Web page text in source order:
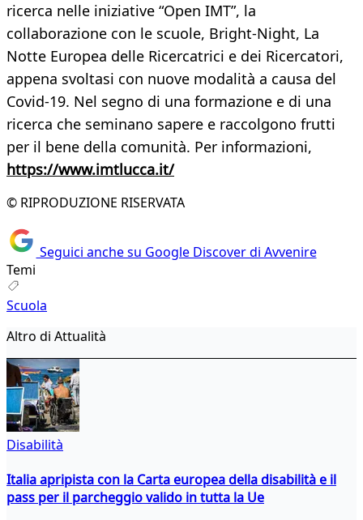
ricerca nelle iniziative “Open IMT”, la
collaborazione con le scuole, Bright-Night, La
Notte Europea delle Ricercatrici e dei Ricercatori,
appena svoltasi con nuove modalità a causa del
Covid-19. Nel segno di una formazione e di una
ricerca che seminano sapere e raccolgono frutti
per il bene della comunità. Per informazioni,
https://www.imtlucca.it/
© RIPRODUZIONE RISERVATA
Seguici anche su Google Discover di Avvenire
Temi
Scuola
Altro di Attualità
Disabilità
Italia apripista con la Carta europea della disabilità e il
pass per il parcheggio valido in tutta la Ue